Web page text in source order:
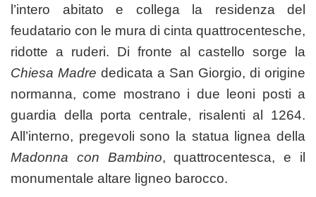
l’intero abitato e collega la residenza del
feudatario con le mura di cinta quattrocentesche,
ridotte a ruderi. Di fronte al castello sorge la
Chiesa Madre dedicata a San Giorgio, di origine
normanna, come mostrano i due leoni posti a
guardia della porta centrale, risalenti al 1264.
All’interno, pregevoli sono la statua lignea della
Madonna con Bambino, quattrocentesca, e il
monumentale altare ligneo barocco.